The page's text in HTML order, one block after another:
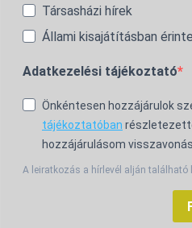
Társasházi hírek
Állami kisajátításban
Adatkezelési tájékoztató
Önkéntesen hozzájárulok
tájékoztatóban
hozzájárulásom
A leiratkozás a hírlevél alján található